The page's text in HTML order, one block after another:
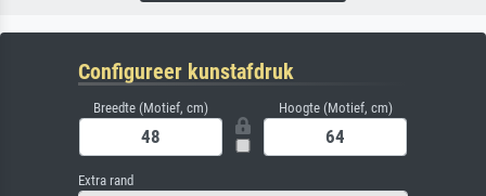
Configureer kunstafdruk
Breedte (Motief, cm) Hoogte (Motief, cm)
Extra rand